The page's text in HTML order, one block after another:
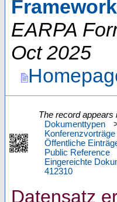
EARPA
Oct 2025
The record appears
Dokumenttypen
Konferenzvorträge
Öffentliche
Public Reference
Eingereichte
412310
Datensatz